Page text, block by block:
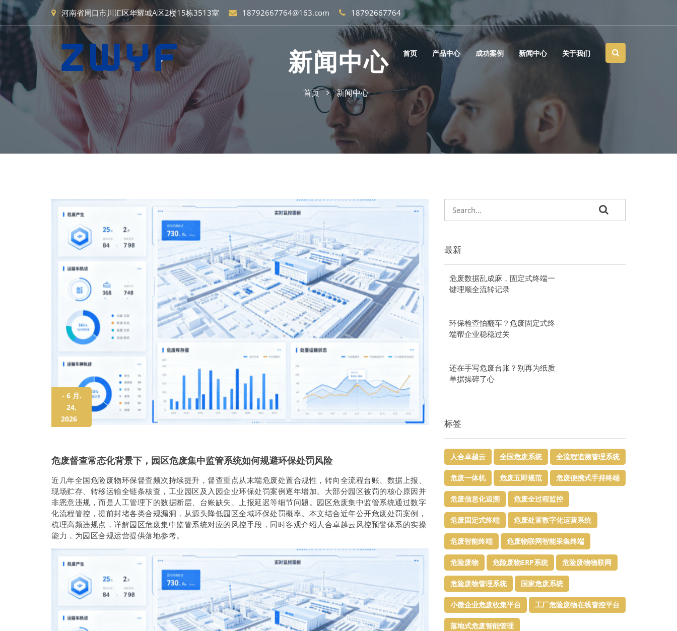
河南省周口市川汇区华耀城A区2楼15栋3513室 18792667764@163.com 18792667764
首页 产品中心 成功案例 新闻中心 关于我们
新闻中心
首页 新闻中心
- 6 月.
24,
2026
危废督查常态化背景下，园区危废集中监管系统如何规避环保处罚风险
近几年全国危险废物环保督查频次持续提升，督查重点从末端危废处置合规性，转向全流程台账、数据上报、
现场贮存、转移运输全链条核查，工业园区及入园企业环保处罚案例逐年增加。大部分园区被罚的核心原因并
非恶意违规，而是人工管理下的数据断层、台账缺失、上报延迟等细节问题。园区危废集中监管系统通过数字
化流程管控，提前封堵各类合规漏洞，从源头降低园区全域环保处罚概率。本文结合近年公开危废处罚案例，
梳理高频违规点，详解园区危废集中监管系统对应的风控手段，同时客观介绍人合卓越云风控预警体系的实操
能力，为园区合规运营提供落地参考。
最新
危废数据乱成麻，固定式终端一
键理顺全流转记录
环保检查怕翻车？危废固定式终
端帮企业稳稳过关
还在手写危废台账？别再为纸质
单据操碎了心
标签
人合卓越云 全国危废系统 全流程追溯管理系统
危废一体机 危废五即规范 危废便携式手持终端
危废信息化追溯 危废全过程监控
危废固定式终端 危废处置数字化运营系统
危废智能终端 危废物联网智能采集终端
危险废物 危险废物ERP系统 危险废物物联网
危险废物管理系统 国家危废系统
小微企业危废收集平台 工厂危险废物在线管控平台
落地式危废智能管理